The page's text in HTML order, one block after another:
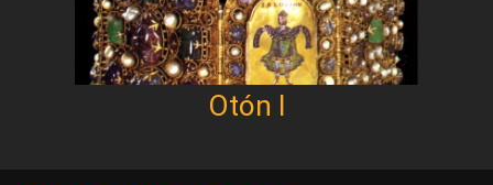
Otón I